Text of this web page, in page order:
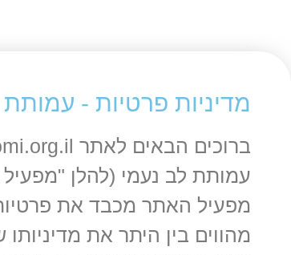
מדיניות פרטיות -
עמותת לב נעמי (להלן
מפעיל האתר מכבד את
מהווים בין היתר את